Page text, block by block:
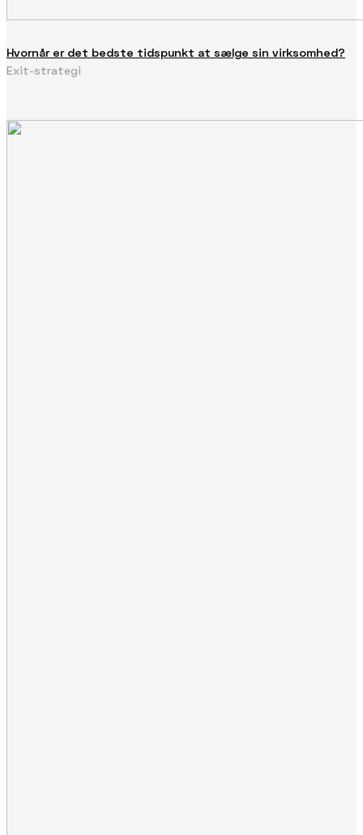
Hvornår er det bedste tidspunkt at sælge sin virksomhed?
Exit-strategi